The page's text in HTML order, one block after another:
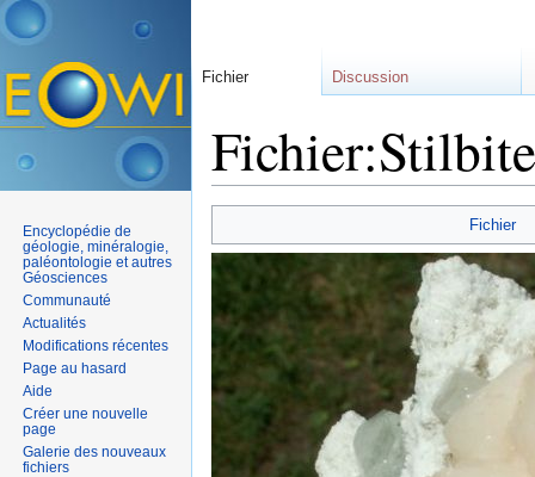
Fichier
Fichier Discussion
Encyclopédie de
géologie, minéralogie,
paléontologie et autres
Géosciences
Communauté
Actualités
Modifications récentes
Page au hasard
Aide
Créer une nouvelle
page
Galerie des nouveaux
fichiers